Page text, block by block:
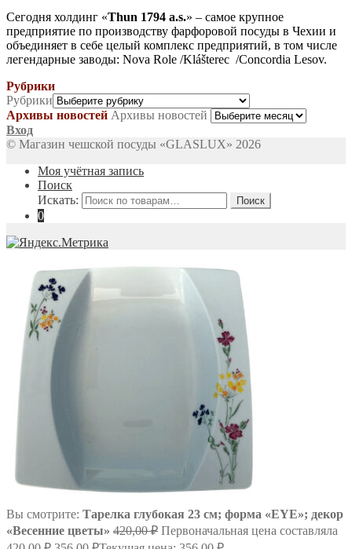
Сегодня холдинг «Thun 1794 a.s.» – самое крупное
предприятие по производству фарфоровой посуды в Чехии и
объединяет в себе целый комплекс предприятий, в том числе
легендарные заводы: Nova Role /Klášterec /Concordia Lesov.
Рубрики
Рубрики
Архивы новостей Архивы новостей
Вход
© Магазин чешской посуды «GLASLUX» 2026
Моя учётная запись
Поиск
Искать:
Поиск
0
Вы смотрите: Тарелка глубокая 23 см; форма «EYE»; декор
«Весенние цветы» 420,00₽ Первоначальная цена составляла